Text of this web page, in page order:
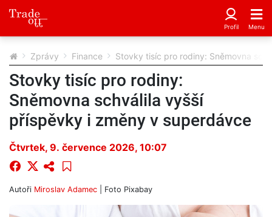
Zprávy Finance Stovky tisíc pro rodiny: Sněmovna
Stovky tisíc pro rodiny:
Sněmovna schválila vyšší
příspěvky i změny v superdávce
Čtvrtek, 9. července 2026, 10:07
Autoři Miroslav Adamec | Foto Pixabay